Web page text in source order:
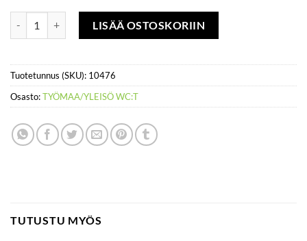
Taukovaunun siivous määräLISÄÄ OSTOSKORIIN
Tuotetunnus (SKU): 10476
Osasto:TYÖMAA/YLEISÖ WC:T
TUTUSTU MYÖS